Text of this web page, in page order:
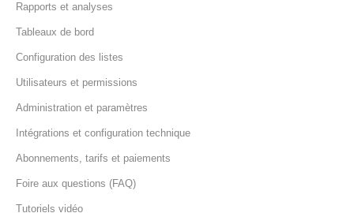
Rapports et analyses
Tableaux de bord
Configuration des listes
Utilisateurs et permissions
Administration et paramètres
Intégrations et configuration technique
Abonnements, tarifs et paiements
Foire aux questions (FAQ)
Tutoriels vidéo